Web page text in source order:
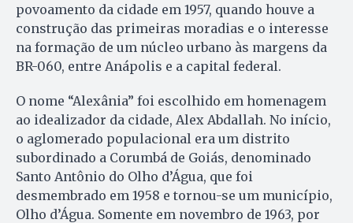
povoamento da cidade em 1957, quando houve a
construção das primeiras moradias e o interesse
na formação de um núcleo urbano às margens da
BR-060, entre Anápolis e a capital federal.
O nome “Alexânia” foi escolhido em homenagem
ao idealizador da cidade, Alex Abdallah. No início,
o aglomerado populacional era um distrito
subordinado a Corumbá de Goiás, denominado
Santo Antônio do Olho d’Água, que foi
desmembrado em 1958 e tornou-se um município,
Olho d’Água. Somente em novembro de 1963, por